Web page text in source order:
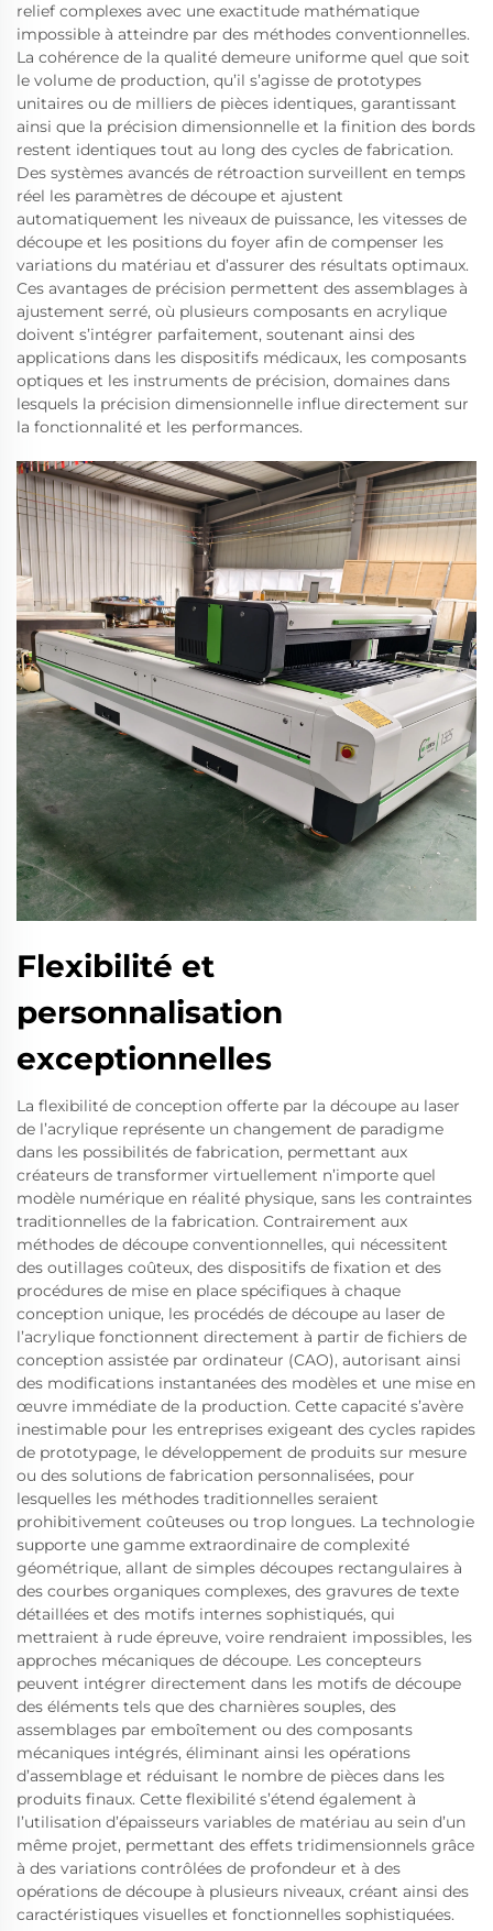
relief complexes avec une exactitude mathématique
impossible à atteindre par des méthodes conventionnelles.
La cohérence de la qualité demeure uniforme quel que soit
le volume de production, qu’il s’agisse de prototypes
unitaires ou de milliers de pièces identiques, garantissant
ainsi que la précision dimensionnelle et la finition des bords
restent identiques tout au long des cycles de fabrication.
Des systèmes avancés de rétroaction surveillent en temps
réel les paramètres de découpe et ajustent
automatiquement les niveaux de puissance, les vitesses de
découpe et les positions du foyer afin de compenser les
variations du matériau et d’assurer des résultats optimaux.
Ces avantages de précision permettent des assemblages à
ajustement serré, où plusieurs composants en acrylique
doivent s’intégrer parfaitement, soutenant ainsi des
applications dans les dispositifs médicaux, les composants
optiques et les instruments de précision, domaines dans
lesquels la précision dimensionnelle influe directement sur
la fonctionnalité et les performances.
Flexibilité et
personnalisation
exceptionnelles
La flexibilité de conception offerte par la découpe au laser
de l’acrylique représente un changement de paradigme
dans les possibilités de fabrication, permettant aux
créateurs de transformer virtuellement n’importe quel
modèle numérique en réalité physique, sans les contraintes
traditionnelles de la fabrication. Contrairement aux
méthodes de découpe conventionnelles, qui nécessitent
des outillages coûteux, des dispositifs de fixation et des
procédures de mise en place spécifiques à chaque
conception unique, les procédés de découpe au laser de
l’acrylique fonctionnent directement à partir de fichiers de
conception assistée par ordinateur (CAO), autorisant ainsi
des modifications instantanées des modèles et une mise en
œuvre immédiate de la production. Cette capacité s’avère
inestimable pour les entreprises exigeant des cycles rapides
de prototypage, le développement de produits sur mesure
ou des solutions de fabrication personnalisées, pour
lesquelles les méthodes traditionnelles seraient
prohibitivement coûteuses ou trop longues. La technologie
supporte une gamme extraordinaire de complexité
géométrique, allant de simples découpes rectangulaires à
des courbes organiques complexes, des gravures de texte
détaillées et des motifs internes sophistiqués, qui
mettraient à rude épreuve, voire rendraient impossibles, les
approches mécaniques de découpe. Les concepteurs
peuvent intégrer directement dans les motifs de découpe
des éléments tels que des charnières souples, des
assemblages par emboîtement ou des composants
mécaniques intégrés, éliminant ainsi les opérations
d’assemblage et réduisant le nombre de pièces dans les
produits finaux. Cette flexibilité s’étend également à
l’utilisation d’épaisseurs variables de matériau au sein d’un
même projet, permettant des effets tridimensionnels grâce
à des variations contrôlées de profondeur et à des
opérations de découpe à plusieurs niveaux, créant ainsi des
caractéristiques visuelles et fonctionnelles sophistiquées.